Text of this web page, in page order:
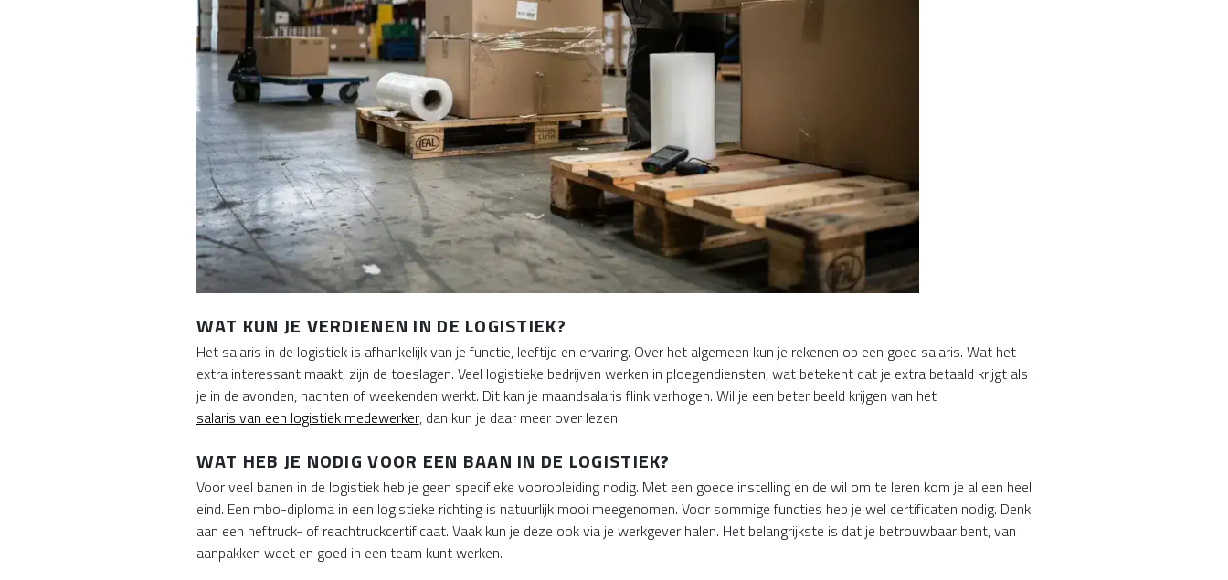
WAT KUN JE VERDIENEN IN DE LOGISTIEK?
Het salaris in de logistiek is afhankelijk van je functie, leeftijd en ervaring. Over het algemeen kun je rekenen op een goed salaris. Wat het
extra interessant maakt, zijn de toeslagen. Veel logistieke bedrijven werken in ploegendiensten, wat betekent dat je extra betaald krijgt als
je in de avonden, nachten of weekenden werkt. Dit kan je maandsalaris flink verhogen. Wil je een beter beeld krijgen van het
salaris van een logistiek medewerker, dan kun je daar meer over lezen.
WAT HEB JE NODIG VOOR EEN BAAN IN DE LOGISTIEK?
Voor veel banen in de logistiek heb je geen specifieke vooropleiding nodig. Met een goede instelling en de wil om te leren kom je al een heel
eind. Een mbo-diploma in een logistieke richting is natuurlijk mooi meegenomen. Voor sommige functies heb je wel certificaten nodig. Denk
aan een heftruck- of reachtruckcertificaat. Vaak kun je deze ook via je werkgever halen. Het belangrijkste is dat je betrouwbaar bent, van
aanpakken weet en goed in een team kunt werken.